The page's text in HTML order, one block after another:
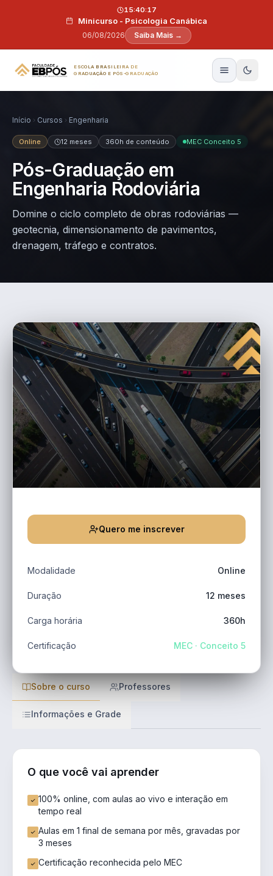
Minicurso - Psicologia Canábica
06/08/2026
15:40:16
Saiba Mais →
ESCOLA BRASILEIRA DE
GRADUAÇÃO E PÓS-GRADUAÇÃO
Início Cursos Engenharia
Online 12 meses 360h de conteúdo MEC Conceito 5
Pós-Graduação em
Engenharia Rodoviária
Domine o ciclo completo de obras rodoviárias —
geotecnia, dimensionamento de pavimentos,
drenagem, tráfego e contratos.
Sobre o curso Professores
Informações e Grade
O que você vai aprender
100% online, com aulas ao vivo e interação em
tempo real
Aulas em 1 final de semana por mês, gravadas por
3 meses
Certificação reconhecida pelo MEC
Quero me inscrever
Modalidade Online
Duração 12 meses
Carga horária 360h
Certificação MEC · Conceito 5